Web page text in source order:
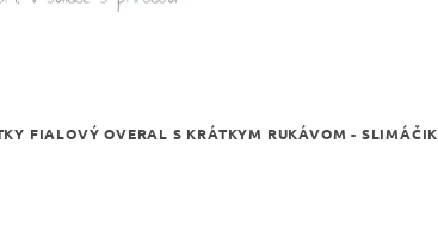
FIALOVÝ OVERAL S KRÁTKYM RUKÁVOM - SLIMÁČIK